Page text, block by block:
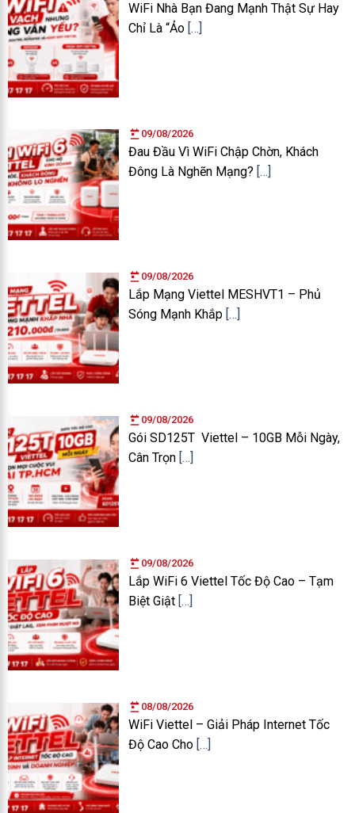
WiFi Nhà Bạn Đang Mạnh Thật Sự Hay
Chỉ Là “Ảo […]
09/08/2026
Đau Đầu Vì WiFi Chập Chờn, Khách
Đông Là Nghẽn Mạng? […]
09/08/2026
Lắp Mạng Viettel MESHVT1 – Phủ
Sóng Mạnh Khắp […]
09/08/2026
Gói SD125T Viettel – 10GB Mỗi Ngày,
Cân Trọn […]
09/08/2026
Lắp WiFi 6 Viettel Tốc Độ Cao – Tạm
Biệt Giật […]
08/08/2026
WiFi Viettel – Giải Pháp Internet Tốc
Độ Cao Cho […]